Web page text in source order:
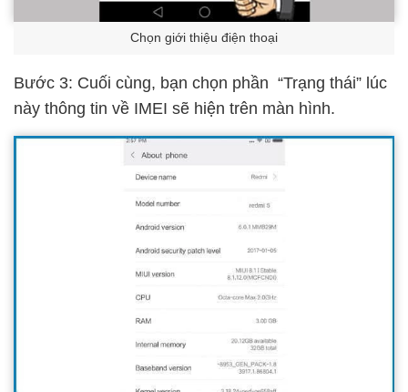
Chọn giới thiệu điện thoại
Bước 3: Cuối cùng, bạn chọn phần “Trạng thái” lúc
này thông tin về IMEI sẽ hiện trên màn hình.